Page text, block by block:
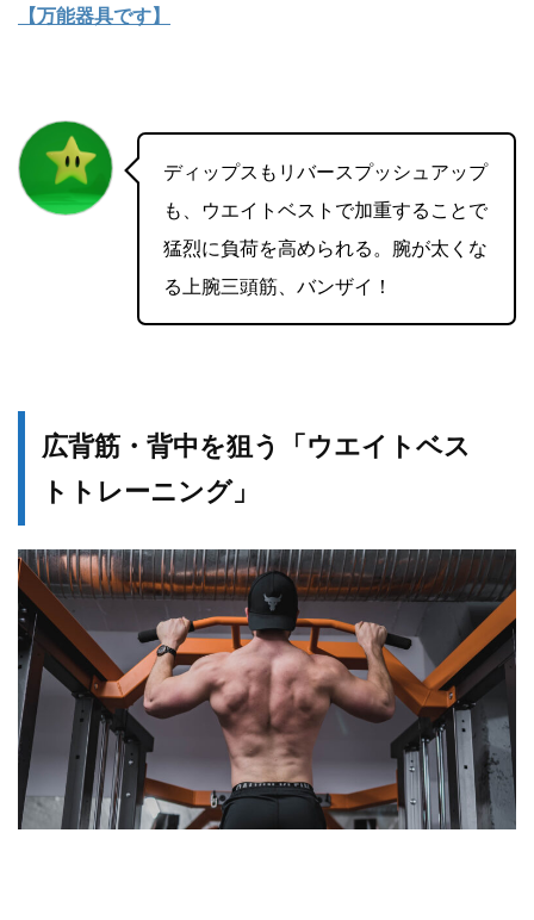
【万能器具です】
ディップスもリバースプッシュアップ
も、ウエイトベストで加重することで
猛烈に負荷を高められる。腕が太くな
る上腕三頭筋、バンザイ！
広背筋・背中を狙う「ウエイトベス
トトレーニング」